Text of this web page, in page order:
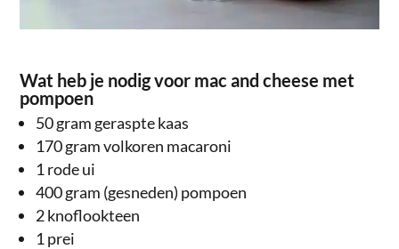
Wat heb je nodig voor mac and cheese met
pompoen
50 gram geraspte kaas
170 gram volkoren macaroni
1 rode ui
400 gram (gesneden) pompoen
2 knoflookteen
1 prei